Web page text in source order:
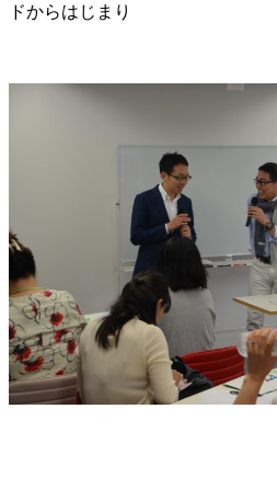
ドからはじまり